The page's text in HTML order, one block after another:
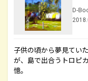
D-
子供の頃から夢見てい
が、島で出合うトロピ
憶。